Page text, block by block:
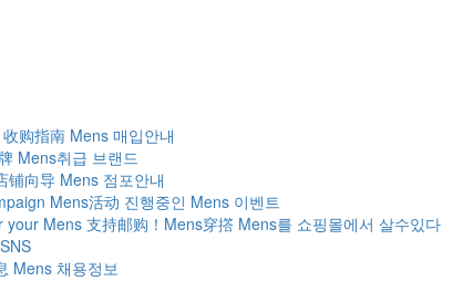
购指南 Mens 매입안내
Mens취급 브랜드
铺向导 Mens 점포안내
Mens活动 진행중인 Mens 이벤트
your Mens 支持邮购！Mens穿撘 Mens를 쇼핑몰에서 살수있다
Mens 채용정보